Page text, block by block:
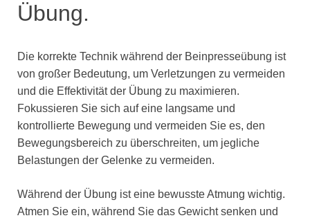
Übung.
Die korrekte Technik während der Beinpresseübung ist
von großer Bedeutung, um Verletzungen zu vermeiden
und die Effektivität der Übung zu maximieren.
Fokussieren Sie sich auf eine langsame und
kontrollierte Bewegung und vermeiden Sie es, den
Bewegungsbereich zu überschreiten, um jegliche
Belastungen der Gelenke zu vermeiden.
Während der Übung ist eine bewusste Atmung wichtig.
Atmen Sie ein, während Sie das Gewicht senken und